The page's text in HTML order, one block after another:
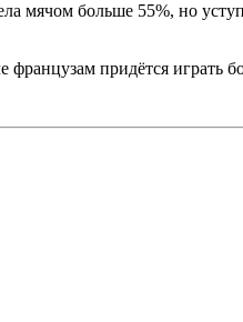
мячом больше 55%, но
придётся играть